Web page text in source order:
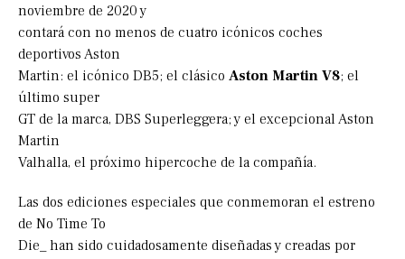
noviembre de 2020 y
contará con no menos de cuatro icónicos coches
deportivos Aston
Martin: el icónico DB5; el clásico Aston Martin V8; el
último super
GT de la marca, DBS Superleggera; y el excepcional Aston
Martin
Valhalla, el próximo hipercoche de la compañía.
Las dos ediciones especiales que conmemoran el estreno
de No Time To
Die_ han sido cuidadosamente diseñadas y creadas por